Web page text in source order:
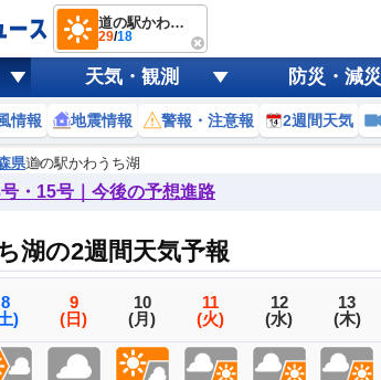
道の駅かわうち湖
29/18
天気・観測 防災・減災
情報 地震情報 警報・注意報 2週間天気
県道の駅かわうち湖
・15号｜今後の予想進路
湖の2週間天気予報
8
)
9
(日)
10
(月)
11
(火)
12
(水)
13
(木)